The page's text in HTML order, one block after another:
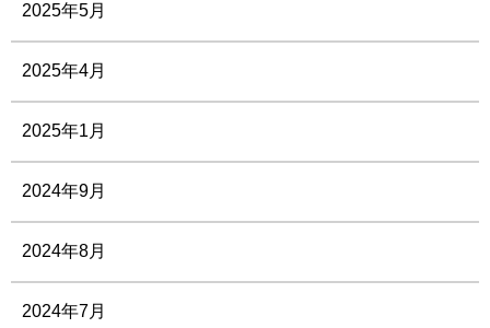
2025年5月
2025年4月
2025年1月
2024年9月
2024年8月
2024年7月